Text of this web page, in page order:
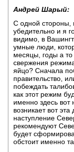
Андрей Шарый:
С одной стороны,
убедительно и я
видимо, в
умные люди,
месяцы, годы а то
свержения
яйцо? Сначала
правительство,
побеждать
как этот режим
именно здесь вот
возникает вот
наступление
рекомендуют
будет
обстоит именно